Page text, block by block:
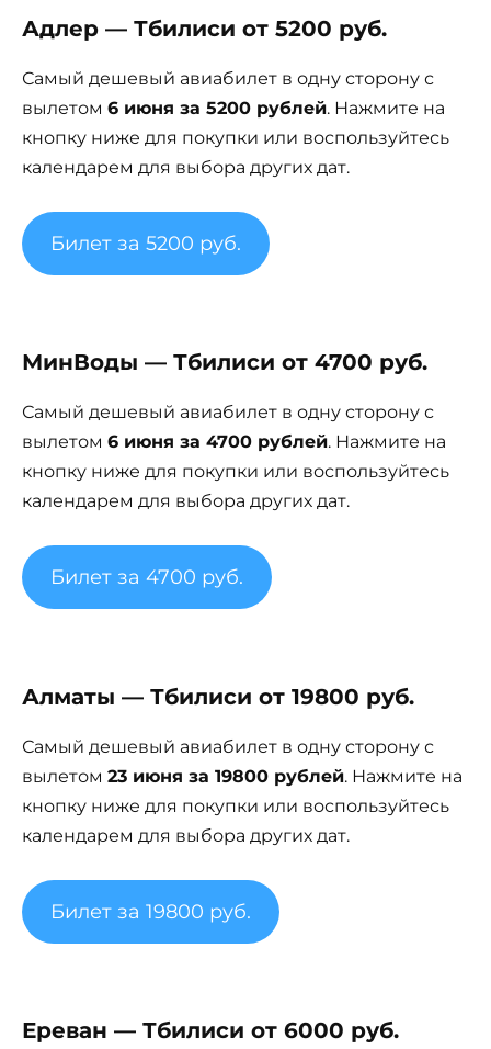
Адлер — Тбилиси от 5200 руб.
Самый дешевый авиабилет в одну сторону с
вылетом 6 июня за 5200 рублей. Нажмите на
кнопку ниже для покупки или воспользуйтесь
календарем для выбора других дат.
Билет за 5200 руб.
МинВоды — Тбилиси от 4700 руб.
Самый дешевый авиабилет в одну сторону с
вылетом 6 июня за 4700 рублей. Нажмите на
кнопку ниже для покупки или воспользуйтесь
календарем для выбора других дат.
Билет за 4700 руб.
Алматы — Тбилиси от 19800 руб.
Самый дешевый авиабилет в одну сторону с
вылетом 23 июня за 19800 рублей. Нажмите на
кнопку ниже для покупки или воспользуйтесь
календарем для выбора других дат.
Билет за 19800 руб.
Ереван — Тбилиси от 6000 руб.